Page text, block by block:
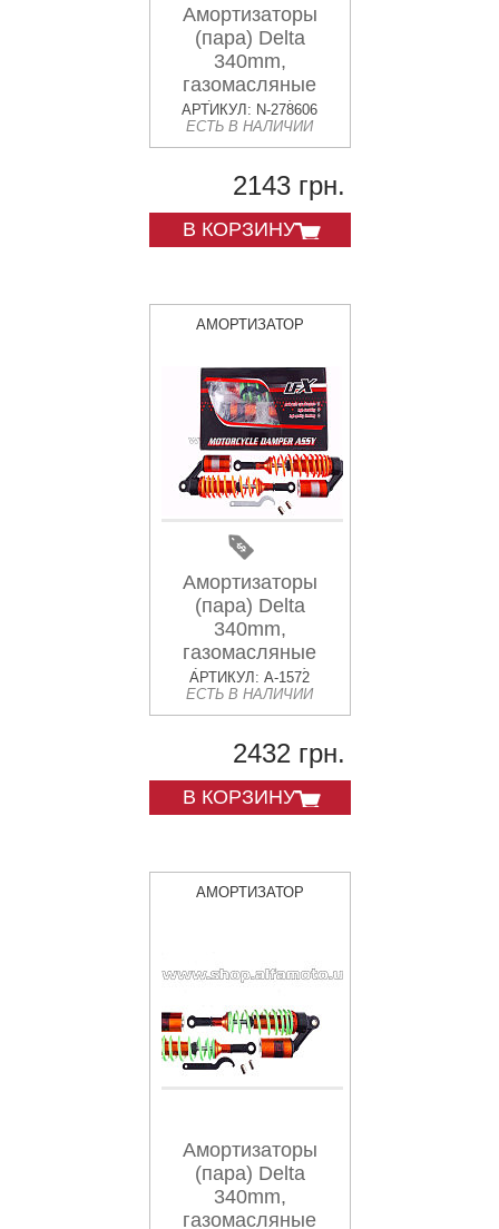
Амортизаторы
(пара) Delta
340mm,
газомасляные
(красные)
KOMATCU
АРТИКУЛ: N-278606
ЕСТЬ В НАЛИЧИИ
2143 грн.
В КОРЗИНУ
АМОРТИЗАТОР
Амортизаторы
(пара) Delta
340mm,
газомасляные
(оранжевые)
KOMATCU (mod.A)
АРТИКУЛ: A-1572
ЕСТЬ В НАЛИЧИИ
2432 грн.
В КОРЗИНУ
АМОРТИЗАТОР
Амортизаторы
(пара) Delta
340mm,
газомасляные